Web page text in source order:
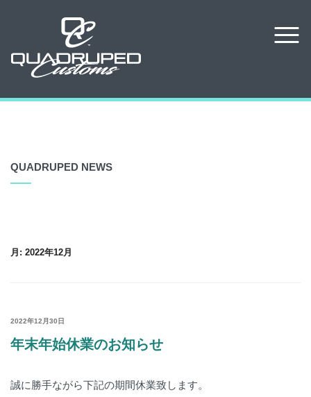
QUADRUPED NEWS
月: 2022年12月
POSTED
2022年12月30日
年末年始休業のお知らせ
誠に勝手ながら下記の期間休業致します。